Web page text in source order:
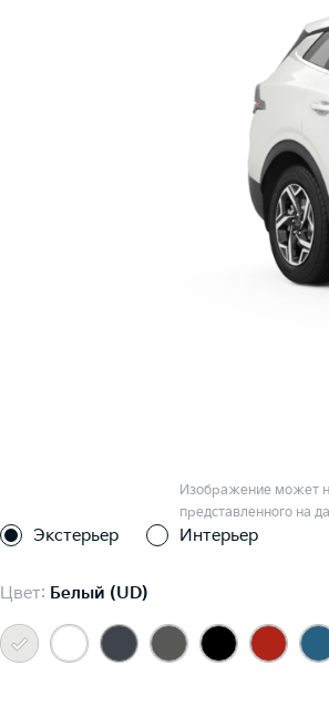
Изображение может
представленного на
Экстерьер Интерьер
Цвет: Белый (UD)